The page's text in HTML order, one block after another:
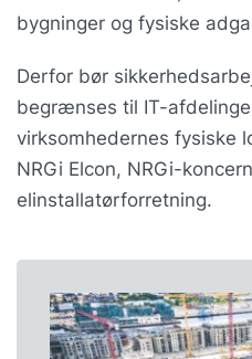
bygninger og fysiske
Derfor bør
begrænses til IT-
virksomhedernes fysiske
NRGi Elcon, NRGi-
elinstallatørforretning.